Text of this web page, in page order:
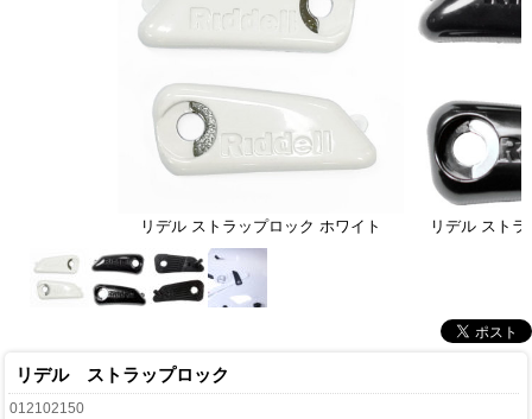
リデル ストラップロック ホワイト リデル スト
リデル ストラップロック
012102150